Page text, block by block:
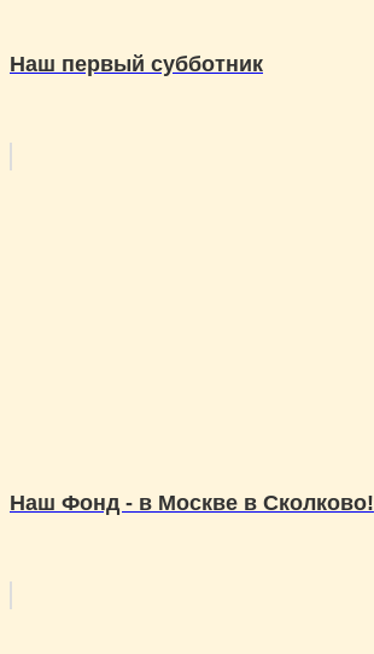
Наш первый субботник
Наш Фонд - в Москве в Сколково!